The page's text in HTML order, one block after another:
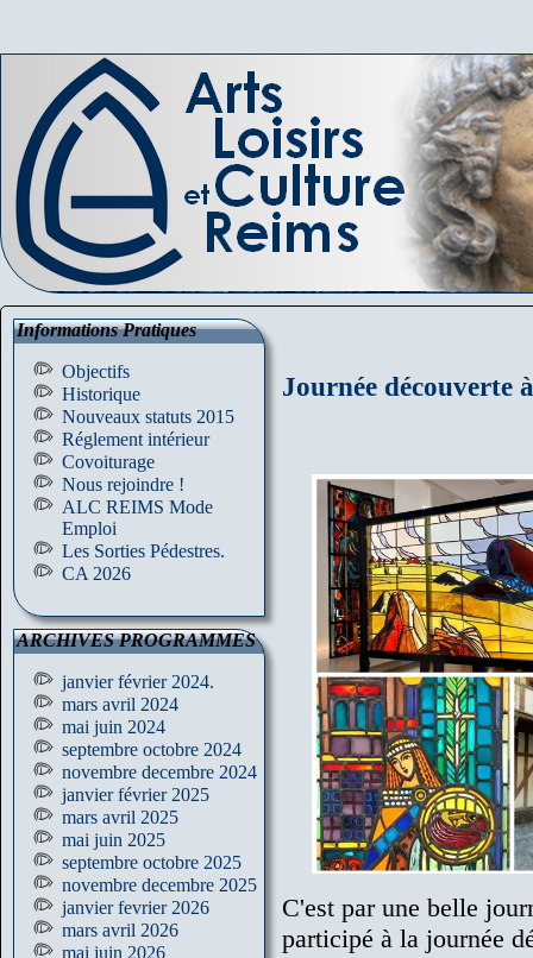
Informations Pratiques
Objectifs
Historique
Nouveaux statuts 2015
Réglement intérieur
Covoiturage
Nous rejoindre !
ALC REIMS Mode
Emploi
Les Sorties Pédestres.
CA 2026
ARCHIVES PROGRAMMES
janvier février 2024.
mars avril 2024
mai juin 2024
septembre octobre 2024
novembre decembre 2024
janvier février 2025
mars avril 2025
mai juin 2025
septembre octobre 2025
novembre decembre 2025
janvier fevrier 2026
mars avril 2026
mai juin 2026
Journée découverte
C'est par une belle
participé à la journée